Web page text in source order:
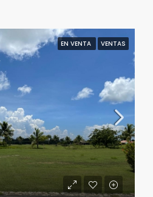
EN VENTA VENTAS